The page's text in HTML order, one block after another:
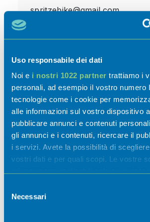
Uso responsabile dei dati
Noi e i nostri 1022 partner trattiamo i
personali, ad esempio il vostro numero
tecnologie come i cookie per
alle informazioni sul vostro dispositivo
pubblicare annunci e contenuti
gli annunci e i contenuti, ricercare il
i servizi. Avete la possibilità di
vostri dati e per quali scopi. Le vostre
modificare o revocare il proprio
momento dalla Dichiarazione sui
delNecessari
spritzebike@gmail.com
Prenota qui
Parcheggio
Pet friendly
Wi-Fi gratuito
Accessibilità per disabili